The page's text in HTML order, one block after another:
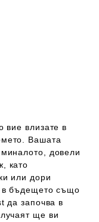
вие влизате в
Вашата
довели
като
или дори
в бъдещето също
да започва в
ще ви